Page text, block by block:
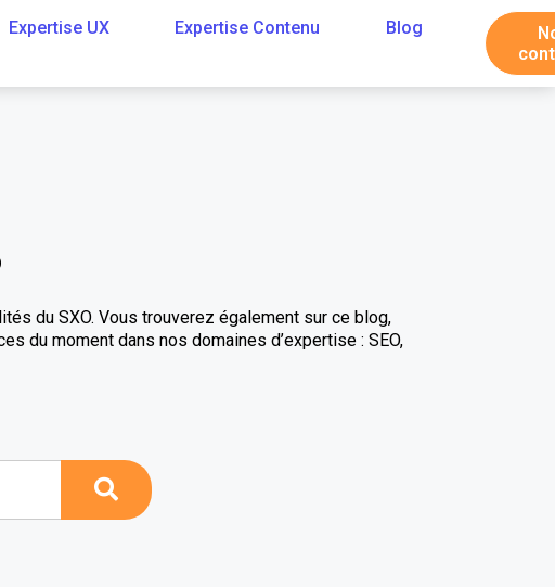
Expertise UX Expertise Contenu
Blog
du SXO. Vous trouverez également sur ce blog,
du moment dans nos domaines d’expertise : SEO,